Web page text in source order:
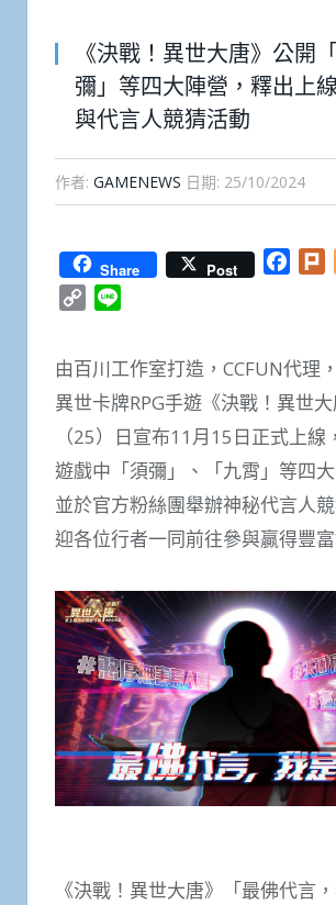
《決戰！異世大唐》公開
彌」等四大陣營，釋出上
與代言人競猜活動
作者: GAMENEWS 日期: 25/10/2024
Share Post
Copy
由百川工作室打造，CCFUN代理
異世卡牌RPG手遊《決戰！異世
（25）日宣布11月15日正式上線
遊戲中「須彌」、「九霄」等四大
並於官方粉絲團舉辦神秘代言人
迎各位行者一同前往參與贏得豐富
《決戰！異世大唐》「最佛代言，